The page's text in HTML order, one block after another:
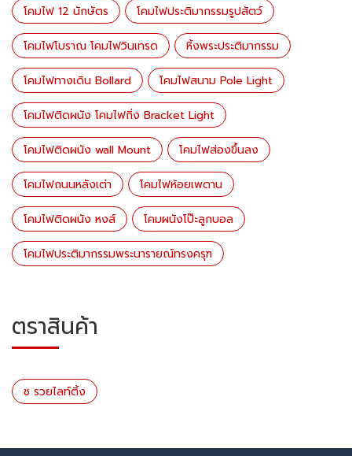
โคมไฟ 12 นักษัตร โคมไฟประติมากรรมรูปสัตว์
โคมไฟโบราณ โคมไฟวินเทรด หิ้งพระประติมากรรม
โคมไฟทางเดิน Bollard โคมไฟสนาม Pole Light
โคมไฟติดผนัง โคมไฟกิ่ง Bracket Light
โคมไฟติดผนัง wall Mount โคมไฟส่องขึ้นลง
โคมไฟถนนหลังเต่า โคมไฟห้อยเพดาน
โคมไฟติดผนัง หงส์ โคมผนังโป๊ะลูกบอล
โคมไฟประติมากรรมพระนารายณ์ทรงครุฑ
ตราสินค้า
ช รวยไลท์ติ้ง